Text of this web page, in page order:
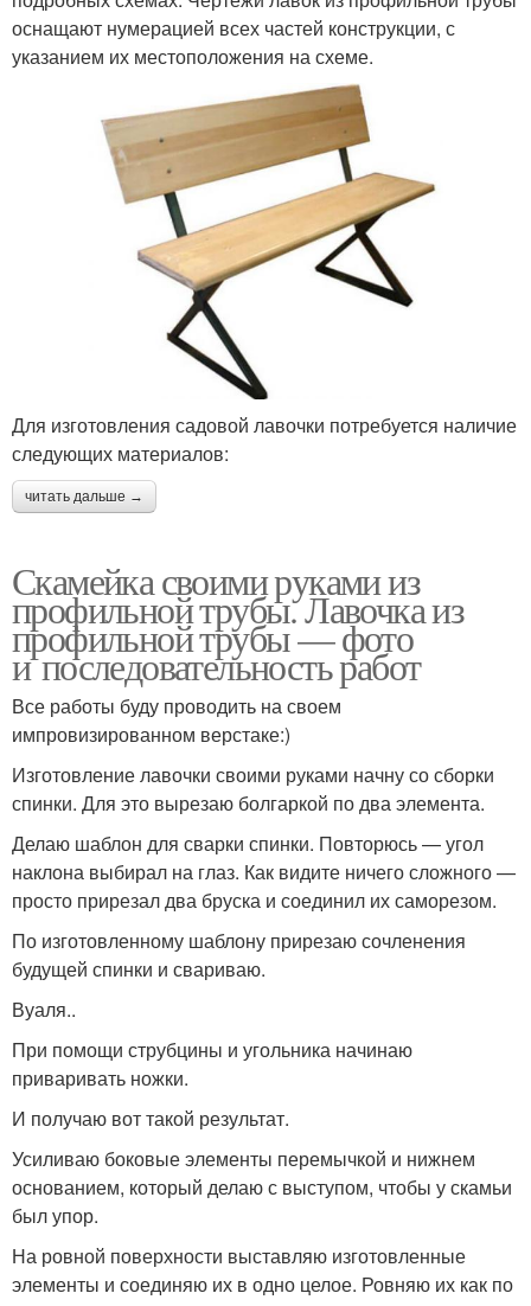
оснащают нумерацией всех частей конструкции, с
указанием их местоположения на схеме.
Для изготовления садовой лавочки потребуется наличие
следующих материалов:
читать дальше →
Скамейка своими руками из
профильной трубы. Лавочка из
профильной трубы — фото
и последовательность работ
Все работы буду проводить на своем
импровизированном верстаке:)
Изготовление лавочки своими руками начну со сборки
спинки. Для это вырезаю болгаркой по два элемента.
Делаю шаблон для сварки спинки. Повторюсь — угол
наклона выбирал на глаз. Как видите ничего сложного —
просто прирезал два бруска и соединил их саморезом.
По изготовленному шаблону прирезаю сочленения
будущей спинки и свариваю.
Вуаля..
При помощи струбцины и угольника начинаю
приваривать ножки.
И получаю вот такой результат.
Усиливаю боковые элементы перемычкой и нижнем
основанием, который делаю с выступом, чтобы у скамьи
был упор.
На ровной поверхности выставляю изготовленные
элементы и соединяю их в одно целое. Ровняю их как по